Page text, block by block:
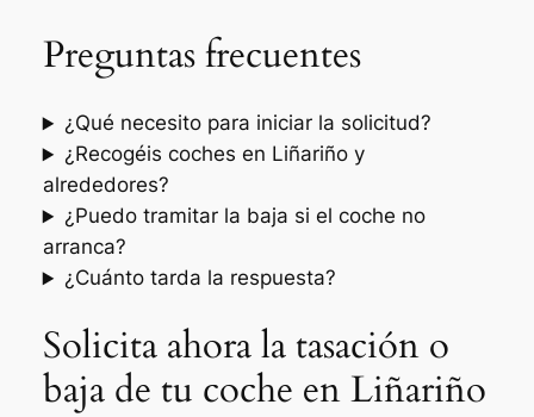
Preguntas frecuentes
¿Qué necesito para iniciar la solicitud?
¿Recogéis coches en Liñariño y
alrededores?
¿Puedo tramitar la baja si el coche no
arranca?
¿Cuánto tarda la respuesta?
Solicita ahora la tasación o
baja de tu coche en Liñariño